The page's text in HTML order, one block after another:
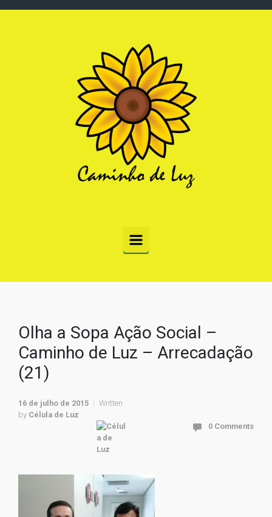
Olha a Sopa Ação Social –
Caminho de Luz – Arrecadação
(21)
16 de julho de 2015
Written
by Célula de Luz
0 Comments